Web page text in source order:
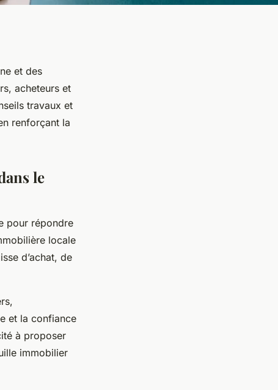
et des
acheteurs et
travaux et
renforçant la
le
pour répondre
locale
d’achat, de
et la confiance
à proposer
immobilier